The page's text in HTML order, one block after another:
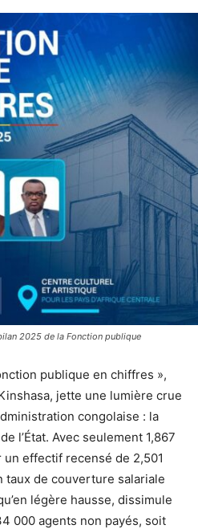
2025 de la Fonction publique
publique en chiffres »,
jette une lumière crue
congolaise : la
l’État. Avec seulement 1,867
un effectif recensé de 2,501
taux de couverture salariale
légère hausse, dissimule
000 agents non payés, soit